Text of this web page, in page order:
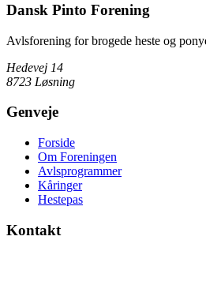
Dansk Pinto Forening
Avlsforening for brogede heste og
Hedevej 14
8723 Løsning
Genveje
Forside
Om Foreningen
Avlsprogrammer
Kåringer
Hestepas
Kontakt